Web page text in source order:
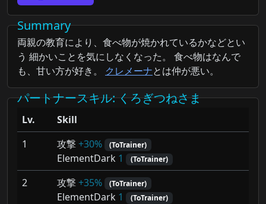
Summary
両親の教育により、食べ物が焼かれているかなどとい
う 細かいことを気にしなくなった。 食べ物はなんで
も、甘い方が好き。 クレメーナとは仲が悪い。
パートナースキル: くろぎつねさま
Lv.
Skill
1
攻撃+30% (ToTrainer)
ElementDark 1 (ToTrainer)
2 攻撃+35% (ToTrainer)
ElementDark 1 (ToTrainer)